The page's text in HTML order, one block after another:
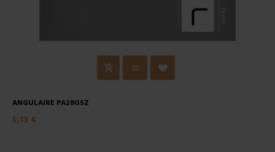
ANGULAIRE PA28GSZ
5,13 €